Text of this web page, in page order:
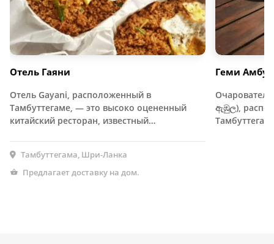
Отель Гаяни
Отель Gayani, расположенный в
Тамбуттегаме, — это высоко оцененный
китайский ресторан, известный…
Тамбуттегама, Шри-Ланка
Предлагает доставку на дом.
Геми
ඇඹුල),